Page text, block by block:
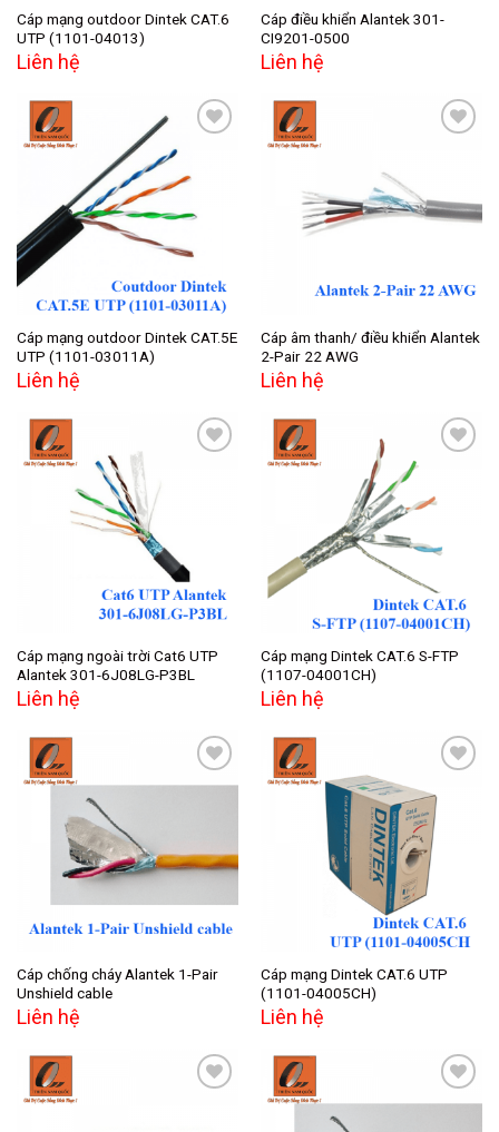
Cáp mạng outdoor Dintek CAT.6
UTP (1101-04013)
Liên hệ
Cáp điều khiển Alantek 301-
CI9201-0500
Liên hệ
Cáp mạng outdoor Dintek CAT.5E
UTP (1101-03011A)
Liên hệ
wishlist
Cáp âm thanh/ điều khiển Alantek
2-Pair 22 AWG
Liên hệ
Cáp mạng ngoài trời Cat6 UTP
Alantek 301-6J08LG-P3BL
Liên hệ
Add to
Cáp mạng Dintek CAT.6 S-FTP
(1107-04001CH)
Liên hệ
Cáp chống cháy Alantek 1-Pair
Unshield cable
Liên hệ
Add to
wishlist
Cáp mạng Dintek CAT.6 UTP
(1101-04005CH)
Liên hệ